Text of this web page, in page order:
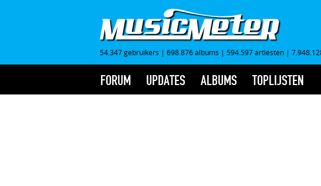
54.347 gebruikers | 698.876 albums | 594.597 artiesten |
FORUM UPDATES ALBUMS TOPLIJSTEN